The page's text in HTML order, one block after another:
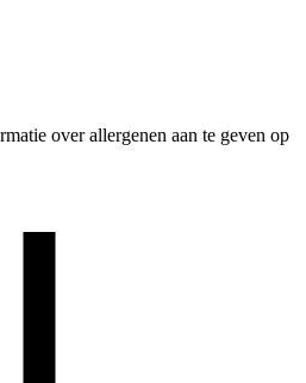
over allergenen aan te geven op